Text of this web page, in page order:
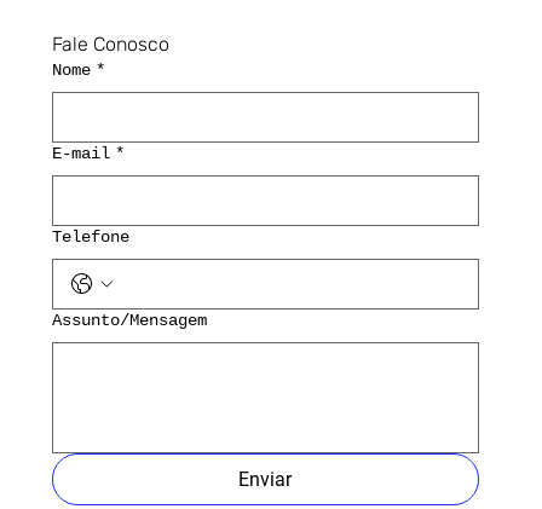
Fale Conosco
Nome *
E-mail *
Telefone
Assunto/Mensagem
Enviar